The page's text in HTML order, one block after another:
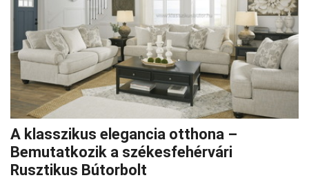
A klasszikus elegancia otthona –
Bemutatkozik a székesfehérvári
Rusztikus Bútorbolt